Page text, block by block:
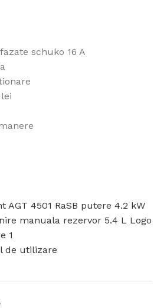
schuko 16 A
de utilizare